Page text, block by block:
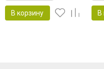
В корзину В